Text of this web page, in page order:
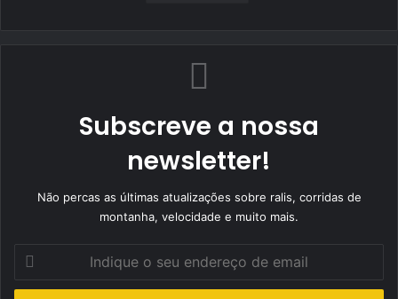
Subscreve a nossa
newsletter!
Não percas as últimas atualizações sobre ralis, corridas de
montanha, velocidade e muito mais.
seu